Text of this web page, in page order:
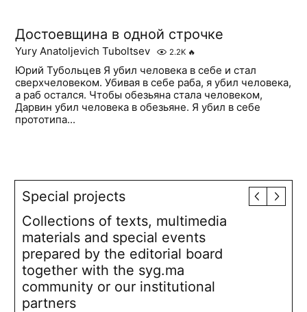
Достоевщина в одной строчке
Yury Anatoljevich Tuboltsev 2.2K 🔥
Юрий Тубольцев Я убил человека в себе и стал
сверхчеловеком. Убивая в себе раба, я убил человека,
а раб остался. Чтобы обезьяна стала человеком,
Дарвин убил человека в обезьяне. Я убил в себе
прототипа...
Special projects
Collections of texts, multimedia
materials and special events
prepared by the editorial board
together with the syg.ma
community or our institutional
partners